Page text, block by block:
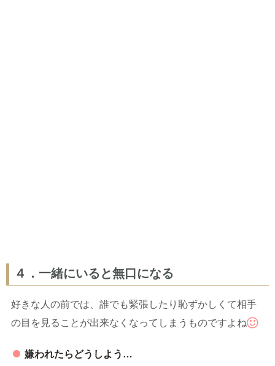
４．一緒にいると無口になる
好きな人の前では、誰でも緊張したり恥ずかしくて相手
の目を見ることが出来なくなってしまうものですよね
嫌われたらどうしよう…